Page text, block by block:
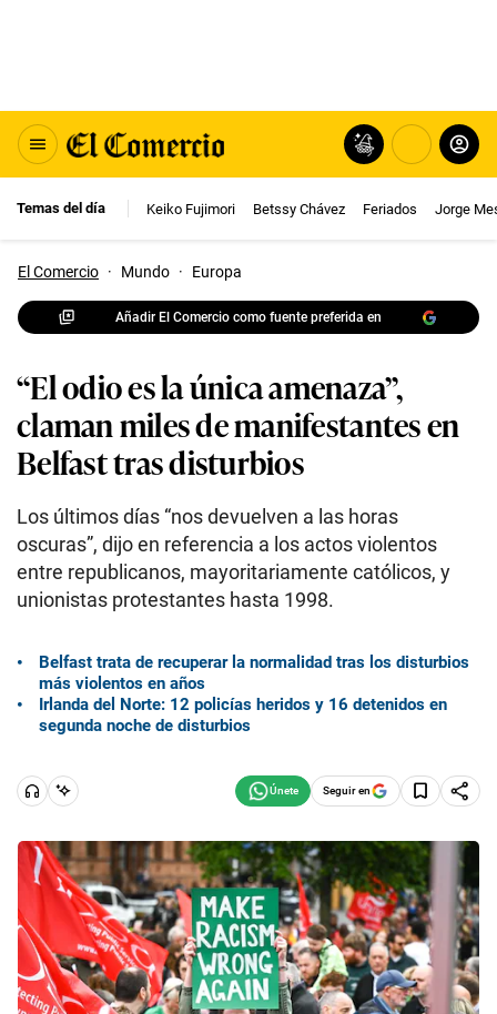
Temas del día Keiko Fujimori Betssy Chávez Feriados Jorge
El Comercio · Mundo · Europa
Añadir El Comercio como fuente preferida en
“El odio es la única amenaza”,
claman miles de manifestantes en
Belfast tras disturbios
Los últimos días “nos devuelven a las horas
oscuras”, dijo en referencia a los actos violentos
entre republicanos, mayoritariamente católicos, y
unionistas protestantes hasta 1998.
Belfast trata de recuperar la normalidad tras los disturbios
más violentos en años
Irlanda del Norte: 12 policías heridos y 16 detenidos en
segunda noche de disturbios
Seguir en